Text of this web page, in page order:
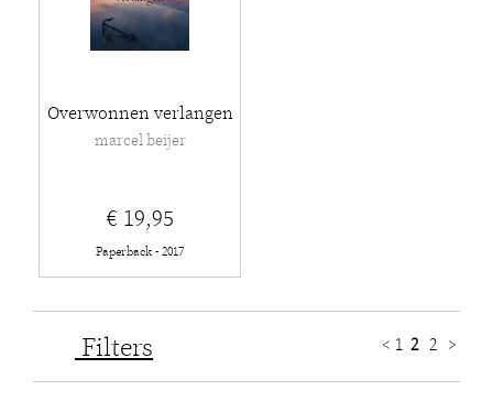
Overwonnen verlangen
marcel beijer
€ 19,95
Paperback - 2017
Filters < 1 2 2 >